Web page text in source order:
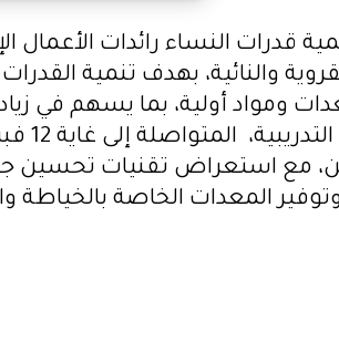
النساء رائدات الأعمال
والنائية، بهدف تنمية
ومواد أولية، بما يسهم
مع استعراض تقنيات تحسين
المعدات الخاصة بالخياطة